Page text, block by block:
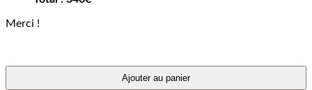
Merci !
Ajouter au panier